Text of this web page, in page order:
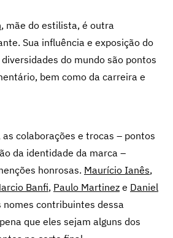
, mãe do estilista, é outra
Sua influência e exposição do
do mundo são pontos
bem como da carreira e
colaborações e trocas – pontos
da identidade da marca –
honrosas. Maurício Ianês,
Banfi, Paulo Martinez e Daniel
nomes contribuintes dessa
que eles sejam alguns dos